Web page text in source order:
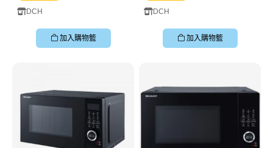
DCH
加入購物籃
DCH
加入購物籃